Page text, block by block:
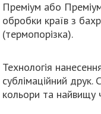
Преміум або
обробки країв з
(термопорізка).
Технологія
сублімаційний друк.
кольори та найвищу